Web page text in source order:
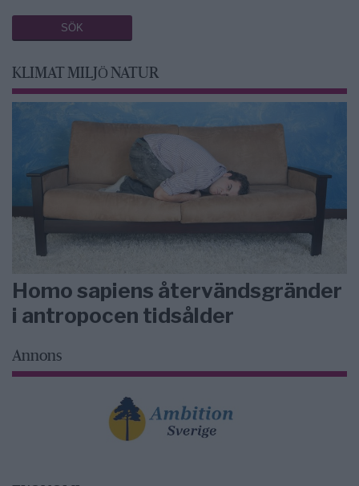
KLIMAT MILJÖ NATUR
Homo sapiens återvändsgränder
i antropocen tidsålder
Annons